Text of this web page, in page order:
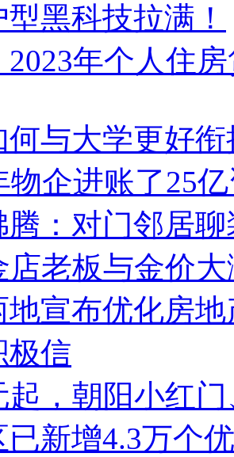
黑科技拉满！
2023年个人住
何与大学更好
物企进账了25
腾：对门邻居
店老板与金价
地宣布优化房
极信
起，朝阳小红
已新增4.3万个